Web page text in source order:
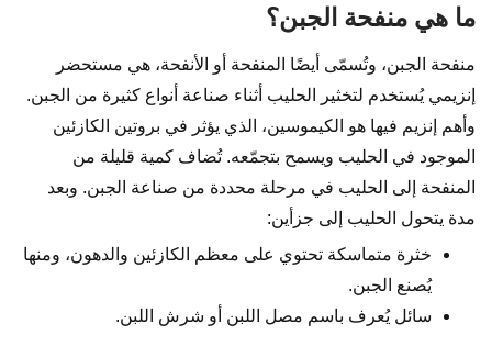
ما هي منفحة الجبن؟
منفحة الجبن، وتُسمّى أيضًا المنفحة أو الأنفحة، هي مستحضر
إنزيمي يُستخدم لتخثير الحليب أثناء صناعة أنواع كثيرة من الجبن.
وأهم إنزيم فيها هو الكيموسين، الذي يؤثر في بروتين الكازئين
الموجود في الحليب ويسمح بتجمّعه. تُضاف كمية قليلة من
المنفحة إلى الحليب في مرحلة محددة من صناعة الجبن. وبعد
مدة يتحول الحليب إلى جزأين:
خثرة متماسكة تحتوي على معظم الكازئين والدهون، ومنها
يُصنع الجبن.
سائل يُعرف باسم مصل اللبن أو شرش اللبن.